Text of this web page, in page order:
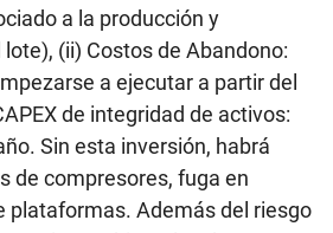
a la producción y
(ii) Costos de Abandono:
a ejecutar a partir del
de integridad de activos:
Sin esta inversión, habrá
de compresores, fuga en
plataformas. Además del riesgo